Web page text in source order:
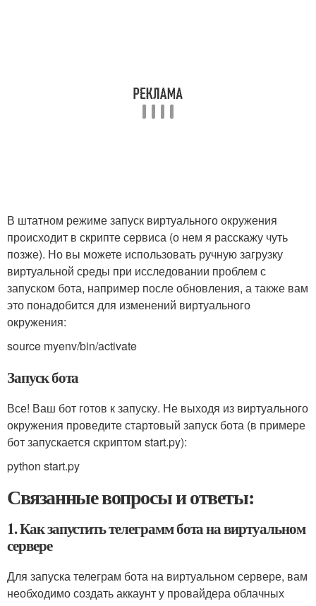
В штатном режиме запуск виртуального окружения
происходит в скрипте сервиса (о нем я расскажу чуть
позже). Но вы можете использовать ручную загрузку
виртуальной среды при исследовании проблем с
запуском бота, например после обновления, а также вам
это понадобится для изменений виртуального
окружения:
source myenv/bin/activate
Запуск бота
Все! Ваш бот готов к запуску. Не выходя из виртуального
окружения проведите стартовый запуск бота (в примере
бот запускается скриптом start.py):
python start.py
Связанные вопросы и ответы:
1. Как запустить телеграмм бота на виртуальном
сервере
Для запуска телеграм бота на виртуальном сервере, вам
необходимо создать аккаунт у провайдера облачных